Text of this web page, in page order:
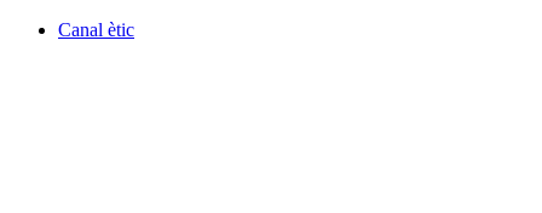
Canal ètic